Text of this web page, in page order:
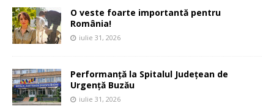
O veste foarte importantă pentru
România!
iulie 31, 2026
Performanță la Spitalul Județean de
Urgență Buzău
iulie 31, 2026